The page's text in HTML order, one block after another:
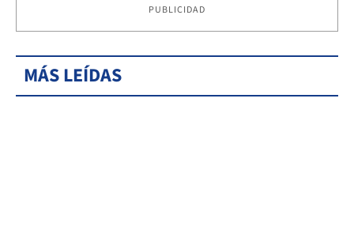
PUBLICIDAD
MÁS LEÍDAS